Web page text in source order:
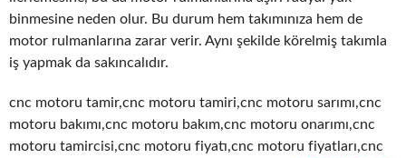
binmesine neden olur. Bu durum hem takımınıza hem de
motor rulmanlarına zarar verir. Aynı şekilde körelmiş takımla
iş yapmak da sakıncalıdır.
cnc motoru tamir,cnc motoru tamiri,cnc motoru sarımı,cnc
motoru bakımı,cnc motoru bakım,cnc motoru onarımı,cnc
motoru tamircisi,cnc motoru fiyatı,cnc motoru fiyatları,cnc